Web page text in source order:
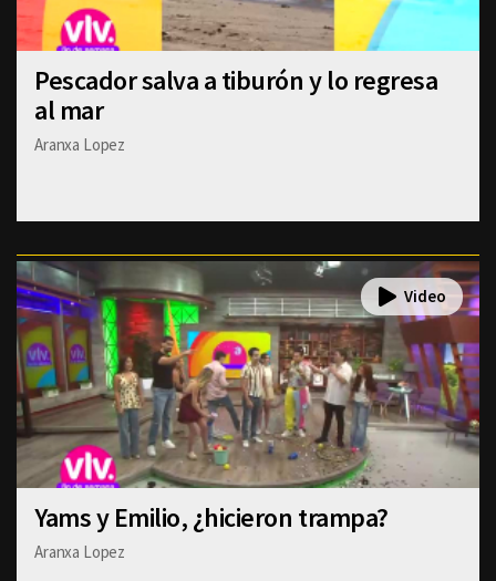
Pescador salva a tiburón y lo regresa
al mar
Aranxa Lopez
Yams y Emilio, ¿hicieron trampa?
Aranxa Lopez